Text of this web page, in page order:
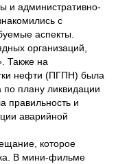
и административно-
с
аспекты.
организаций,
Также на
нефти (ПГПН) была
по плану ликвидации
правильность и
аварийной
которое
В мини-фильме